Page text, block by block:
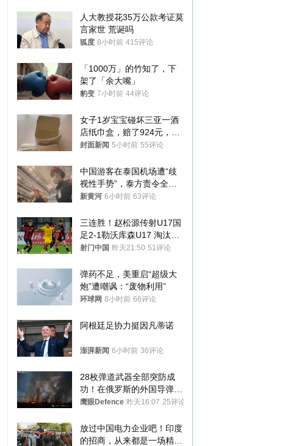
人大教授花35万公款考证莫
言家世 荒诞吗
狐度 8小时前 415评论
「1000万」的竹知了，下
架了「余大嘴」
豹变 7小时前 44评论
女子1岁宝宝碰坏三亚一酒
店纸巾盒，赔了924元，发
帖吐槽后酒店退还一半的
封面新闻 5小时前 55评论
中国游客在泰国机场遭“歧
视性手势”，泰方责令全面
调查，对责任人采取最严厉
新黄河 6小时前 63评论
三连胜！赵松源传射U17国
足2-1勒沃库森U17 淘汰赛
将战河床
射门中国 昨天21:50 51评论
弹药不足，美重启“超级大
炮”遭嘲讽：“废物利用”
环球网 8小时前 66评论
阿根廷足协力挺因凡蒂诺
澎湃新闻 6小时前 36评论
28枚弹道武器全部突防成
功！在俄罗斯的外国导弹发
射车都是合法打击目标
鹰眼Defence 昨天16:07 25评论
放过中国电力企业吧！印度
的招商，从来都是一场精准